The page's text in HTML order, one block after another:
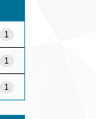
1
1
1